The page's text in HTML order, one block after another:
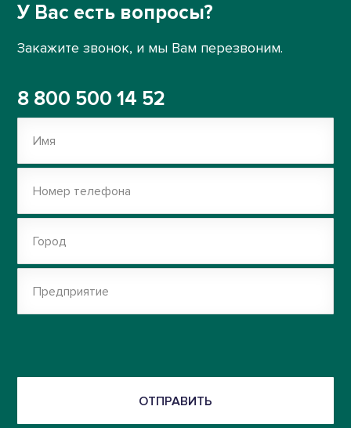
У Вас есть вопросы?
Закажите звонок, и мы Вам перезвоним.
8 800 500 14 52
Имя
Номер телефона
Город
Предприятие
ОТПРАВИТЬ